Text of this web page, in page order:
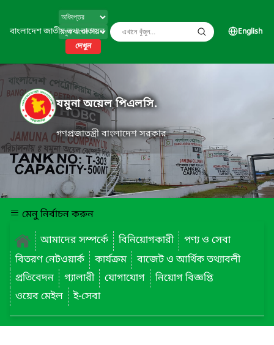
বাংলাদেশ জাতীয় তথ্য বাতায়ন
দেখুন
English
যমুনা অয়েল পিএলসি.
গণপ্রজাতন্ত্রী বাংলাদেশ সরকার
মেনু নির্বাচন করুন
আমাদের সম্পর্কে
বিনিয়োগকারী
পণ্য ও সেবা
বিতরণ নেটওয়ার্ক
কার্যক্রম
বাজেট ও আর্থিক তথ্যাবলী
প্রতিবেদন
গ্যালারী যোগাযোগ
নিয়োগ বিজ্ঞপ্তি
ওয়েব মেইল
ই-সেবা